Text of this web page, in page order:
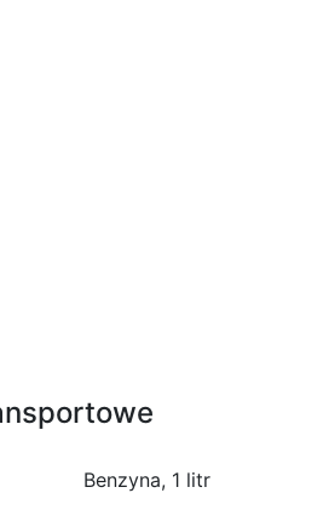
Benzyna, 1 litr